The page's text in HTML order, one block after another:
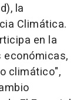
la
Climática.
en la
económicas,
climático",